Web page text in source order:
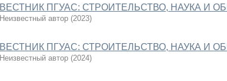
ВЕСТНИК ПГУАС: СТРОИТЕЛЬСТВО, НАУКА И
Неизвестный автор (2023)
ВЕСТНИК ПГУАС: СТРОИТЕЛЬСТВО, НАУКА И
Неизвестный автор (2024)